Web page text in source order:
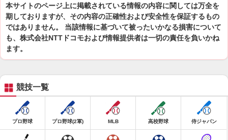
本サイトのページ上に掲載されている情報の内容に関しては万全を
期しておりますが、その内容の正確性および安全性を保証するもの
ではありません。 当該情報に基づいて被ったいかなる損害について
も、株式会社NTTドコモおよび情報提供者は一切の責任を負いかね
ます。
競技一覧
プロ野球 プロ野球(2軍) MLB 高校野球 侍ジャパン